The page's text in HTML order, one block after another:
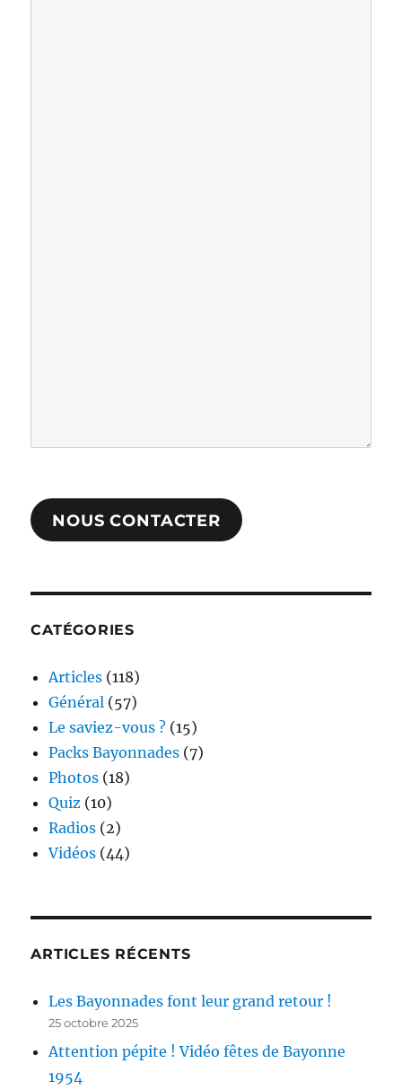
NOUS CONTACTER
CATÉGORIES
Articles (118)
Général (57)
Le saviez-vous ? (15)
Packs Bayonnades (7)
Photos (18)
Quiz (10)
Radios (2)
Vidéos (44)
ARTICLES RÉCENTS
Les Bayonnades font leur grand retour !
25 octobre 2025
Attention pépite ! Vidéo fêtes de Bayonne
1954